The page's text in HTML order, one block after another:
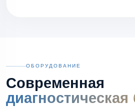
ОБОРУДОВАНИЕ
Современная
диагностическая